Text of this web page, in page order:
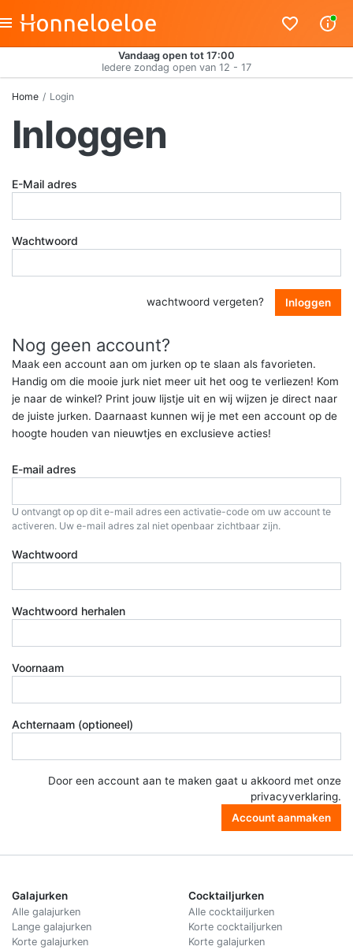
Vandaag open tot 17:00
Iedere zondag open van 12 - 17
Home Login
Inloggen
E-Mail adres
Wachtwoord
wachtwoord vergeten? Inloggen
Nog geen account?
Maak een account aan om jurken op te slaan als favorieten.
Handig om die mooie jurk niet meer uit het oog te verliezen! Kom
je naar de winkel? Print jouw lijstje uit en wij wijzen je direct naar
de juiste jurken. Daarnaast kunnen wij je met een account op de
hoogte houden van nieuwtjes en exclusieve acties!
E-mail adres
U ontvangt op op dit e-mail adres een activatie-code om uw account te
activeren. Uw e-mail adres zal niet openbaar zichtbaar zijn.
Wachtwoord
Wachtwoord herhalen
Voornaam
Achternaam (optioneel)
Door een account aan te maken gaat u akkoord met onze
privacyverklaring.
Account aanmaken
Galajurken
Alle galajurken
Lange galajurken
Korte galajurken
Cocktailjurken
Alle cocktailjurken
Korte cocktailjurken
Korte galajurken